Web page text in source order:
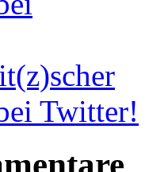
Twitter!